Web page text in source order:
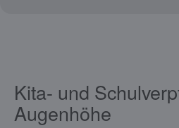
Kita- und
Augenhöhe